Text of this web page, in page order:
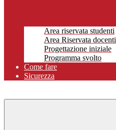
Area riservata studenti
Area Riservata docenti
Progettazione iniziale
Programma svolto
Come fare
Sicurezza